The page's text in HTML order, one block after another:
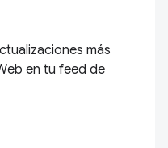
más
en tu feed de